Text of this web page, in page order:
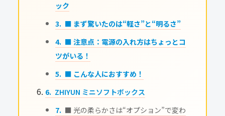
ック
■ まず驚いたのは“軽さ”と“明るさ”
■ 注意点：電源の入れ方はちょっとコ
ツがいる！
■ こんな人におすすめ！
ZHIYUN ミニソフトボックス
■ 光の柔らかさは“オプション”で変わ